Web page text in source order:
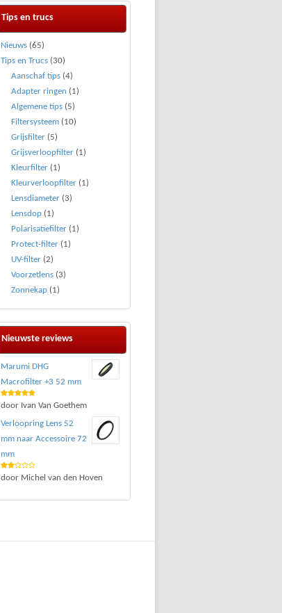
Tips en trucs
Nieuws(65)
Tips en Trucs(30)
Aanschaf tips(4)
Adapter ringen (1)
Algemene tips(5)
Filtersysteem(10)
Grijsfilter(5)
Grijsverloopfilter(1)
Kleurfilter(1)
Kleurverloopfilter(1)
Lensdiameter(3)
Lensdop(1)
Polarisatiefilter(1)
Protect-filter(1)
UV-filter(2)
Voorzetlens(3)
Zonnekap(1)
Nieuwste reviews
Marumi DHG
Macrofilter +3 52 mm
Waardering
door Ivan Van Goethem
Verloopring Lens 52
mm naar Accessoire 72
mm
Waar
door Michel van den Hoven